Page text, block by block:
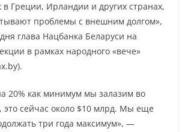
Греции, Ирландии и других странах,
проблемы с внешним долгом»,
глава Нацбанка Беларуси на
в рамках народного «вече»
20% как минимум мы залазим во
это сейчас около $10 млрд. Мы еще
три года максимум», —